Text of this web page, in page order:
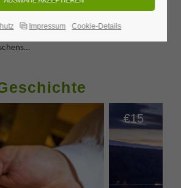
Impressum Cookie-Details
bei den vielen kleinen Anekdoten zur
Erzählungen über legendäre
€15